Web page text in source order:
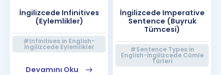
İngilizcede Infinitives
(Eylemlikler)
#Infinitives in English-
İngilizcede Eylemlikler
Devamını Oku
İngilizcede Imperative
Sentence (Buyruk
Tümcesi)
#Sentence Types in
English-İngilizcede Cümle
Türleri